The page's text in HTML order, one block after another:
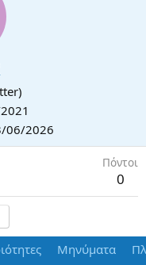
06/2026
Πόντοι
0
Μηνύματα